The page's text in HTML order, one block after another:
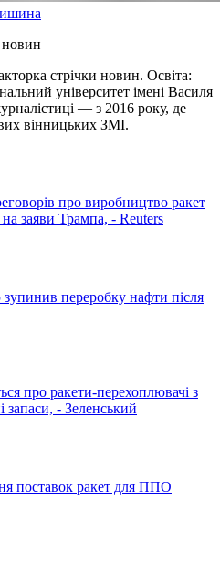
новин
стрічки новин. Освіта:
університет імені Василя
— з 2016 року, де
вінницьких ЗМІ.
про виробництво ракет
заяви Трампа, - Reuters
переробку нафти після
про ракети-перехоплювачі з
запаси, - Зеленський
поставок ракет для ППО